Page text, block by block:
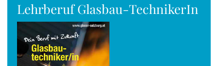
Lehrberuf Glasbau-TechnikerIn